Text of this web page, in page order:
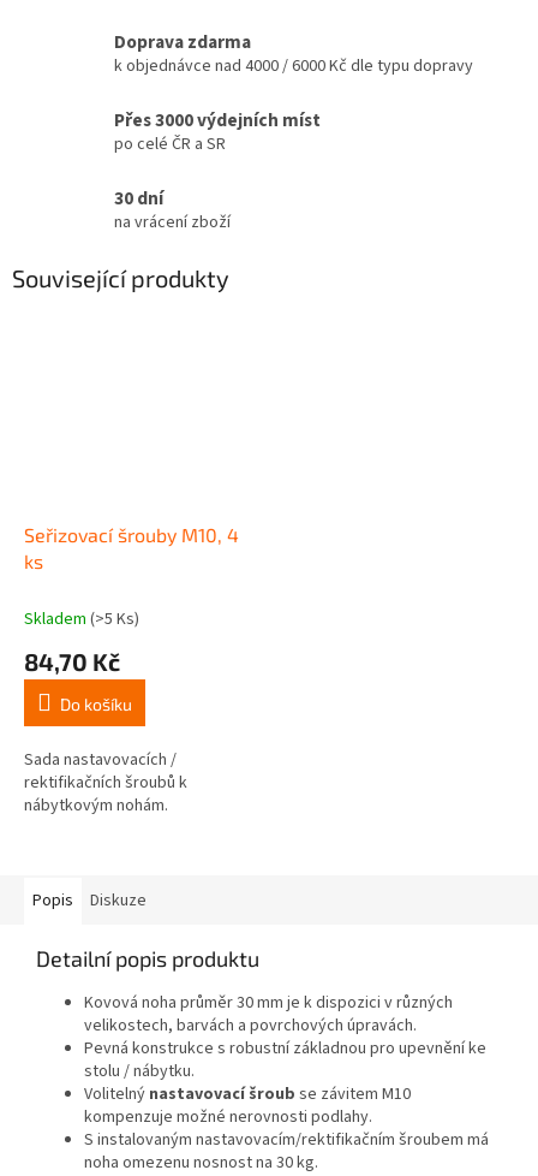
Doprava zdarma
k objednávce nad 4000 / 6000 Kč dle typu dopravy
Přes 3000 výdejních míst
po celé ČR a SR
30 dní
na vrácení zboží
Související produkty
Seřizovací šrouby M10, 4
ks
Skladem (>5 Ks)
84,70 Kč
Do košíku
Sada nastavovacích /
rektifikačních šroubů k
nábytkovým nohám.
Popis Diskuze
Detailní popis produktu
Kovová noha průměr 30 mm je k dispozici v různých
velikostech, barvách a povrchových úpravách.
Pevná konstrukce s robustní základnou pro upevnění ke
stolu / nábytku.
Volitelný nastavovací šroub se závitem M10
kompenzuje možné nerovnosti podlahy.
S instalovaným nastavovacím/rektifikačním šroubem má
noha omezenu nosnost na 30 kg.